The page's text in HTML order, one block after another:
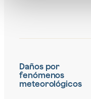
Daños por
fenómenos
meteorológicos